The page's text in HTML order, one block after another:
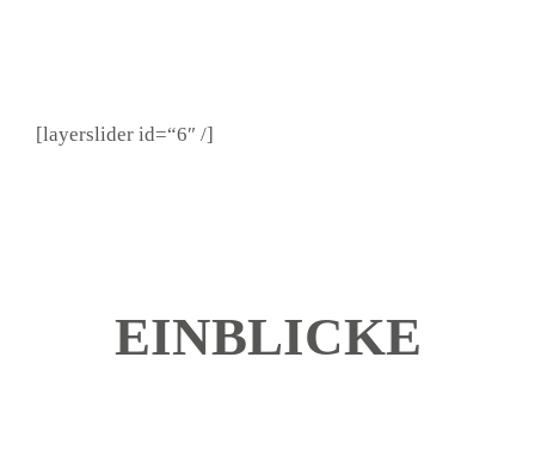
[layerslider id=“6″ /]
EINBLICKE